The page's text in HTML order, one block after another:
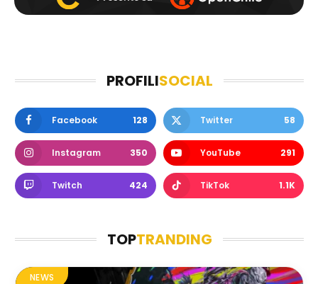
PROFILISOCIAL
Facebook 128 Twitter 58
Instagram 350 YouTube 291
Twitch 424 TikTok 1.1K
TOPTRANDING
NEWS